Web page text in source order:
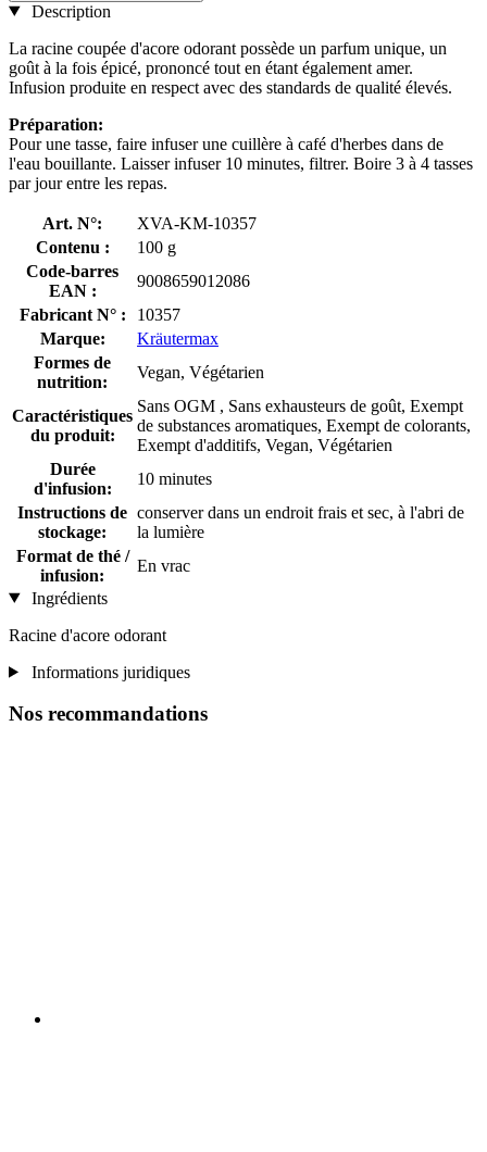
Description
La racine coupée d'acore odorant possède un parfum unique, un
goût à la fois épicé, prononcé tout en étant également amer.
Infusion produite en respect avec des standards de qualité élevés.
Préparation:
Pour une tasse, faire infuser une cuillère à café d'herbes dans de
l'eau bouillante. Laisser infuser 10 minutes, filtrer. Boire 3 à 4 tasses
par jour entre les repas.
Art. N°:
XVA-KM-10357
Contenu :
100 g
Code-barres
EAN :
9008659012086
Fabricant N° :
10357
Marque:
Kräutermax
Formes de
nutrition:
Vegan, Végétarien
Caractéristiques
du produit:
Sans OGM , Sans exhausteurs de goût, Exempt
de substances aromatiques, Exempt de colorants,
Exempt d'additifs, Vegan, Végétarien
Durée
d'infusion:
10 minutes
Instructions de
stockage:
conserver dans un endroit frais et sec, à l'abri de
la lumière
Format de thé /
infusion:
En vrac
Ingrédients
Racine d'acore odorant
Informations juridiques
Nos recommandations